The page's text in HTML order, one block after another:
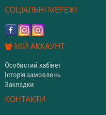
СОЦІАЛЬНІ МЕРЕЖІ
МІЙ АККАУНТ
Особистий кабінет
Історія замовлень
Закладки
КОНТАКТИ